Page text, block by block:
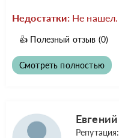
Недостатки: Не нашел.
👍 Полезный отзыв (0)
Смотреть полностью
Евгений
Репутация: